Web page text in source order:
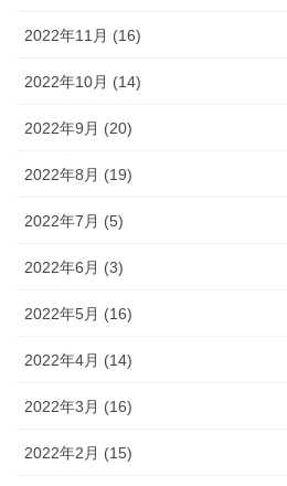
2022年11月 (16)
2022年10月 (14)
2022年9月 (20)
2022年8月 (19)
2022年7月 (5)
2022年6月 (3)
2022年5月 (16)
2022年4月 (14)
2022年3月 (16)
2022年2月 (15)